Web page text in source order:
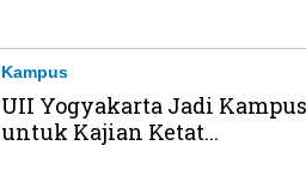
Kampus
UII Yogyakarta Jadi
untuk Kajian Ketat...